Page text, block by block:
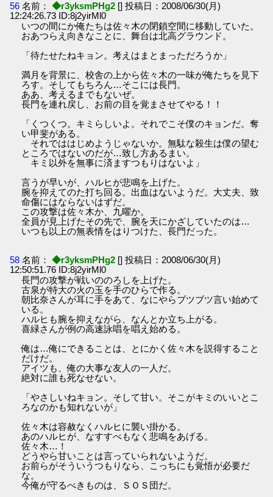
56 名前： ◆r3yksmPHg2 [] 投稿日：2008/06/30(月)
12:24:26.73 ID:8j2yirMl0
いつの間にか俺たちは佐々木の閉鎖空間に移動していた。
おあつらえ向きなことに、舞台は北高グラウンド。
「待たせたねキョン。考えはまとまっただろうか」
満月を背景に、校舎の上から佐々木の一味が俺たちを見下
ろす。そしてもちろん…そこには長門。
ああ、考えるまでもないぜ。
長門を連れ戻し、お前の目を覚まさせてやる！！
「くつくつ。キミらしいよ。それでこそ僕のキョンだ。奪
い甲斐がある。
それでははじめようじゃないか。無駄な殺生は僕の望む
ところではないのだが…致し方あるまい。
キミ以外を無事に済ますつもりはないよ」
言うが早いが、ハルヒが悲鳴を上げた。
腕を抑えてのた打ち回る。出血はないようだ。大丈夫、致
命傷にはならないはずだ。
この攻撃は佐々木か、九曜か。
全員が見上げたその先で、腕を天にかざしていたのは…
いつも以上の無表情をはりつけた、長門だった。
58 名前： ◆r3yksmPHg2 [] 投稿日：2008/06/30(月)
12:50:51.76 ID:8j2yirMl0
長門の攻撃が戦いののろしを上げた。
古泉が特大の火の玉を手のひらで作る。
朝比奈さんが耳に手をあて、なにやらブツブツ言い始めて
いる。
ハルヒも腕を抑えながら、なんとか立ち上がる。
喜緑さんが例の高速詠唱を唱え始める。
俺は…俺にできることは、とにかく佐々木を説得すること
だけだ。
アイツも、俺の大事な友人の一人だ。
絶対に誰も死なせない。
「やさしいねキョン。そして甘い。そこがキミのいいとこ
ろなのかも知れないが」
佐々木は容赦なくハルヒに襲い掛かる。
あのハルヒが、なすすべもなく悲鳴をあげる。
佐々木…！
どうやら甘いことは言っていられないようだ。
お前らがそういうつもりなら、こっちにも覚悟が必要だ
な。
今俺が守るべきものは、ＳＯＳ団だ。